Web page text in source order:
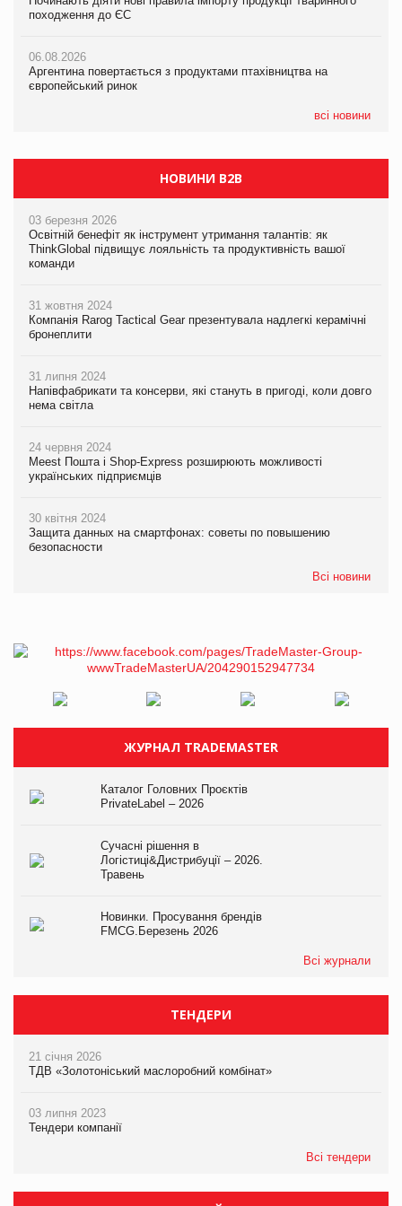
походження до ЄС
06.08.2026
Аргентина повертається з продуктами птахівництва на
європейський ринок
всі новини
Смачне поповнення дитячого меню: у VARUS з’явилися
новинки від ТМ ТОКЕРИ
походження до ЄС
06.08.2026
Аргентина повертається з продуктами птахівництва на
європейський ринок
НОВИНИ B2B
03 березня 2026
Освітній бенефіт як інструмент утримання талантів: як
ThinkGlobal підвищує лояльність та продуктивність вашої
команди
31 жовтня 2024
Компанія Rarog Tactical Gear презентувала надлегкі керамічні
бронеплити
31 липня 2024
Напівфабрикати та консерви, які стануть в пригоді, коли довго
нема світла
24 червня 2024
Meest Пошта і Shop-Express розширюють можливості
українських підприємців
30 квітня 2024
Защита данных на смартфонах: советы по повышению
безопасности
Всі новини
ЖУРНАЛ TRADEMASTER
Каталог Головних Проєктів
PrivateLabel – 2026
Сучасні рішення в
Логістиці&Дистрибуції – 2026.
Травень
Новинки. Просування брендів
FMCG.Березень 2026
Всі журнали
ТЕНДЕРИ
21 січня 2026
ТДВ «Золотоніський маслоробний комбінат»
03 липня 2023
Тендери компанії
Всі тендери